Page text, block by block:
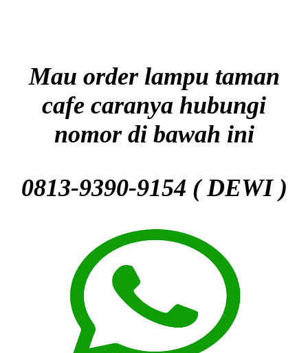
Mau order lampu taman
cafe caranya hubungi
nomor di bawah ini
0813-9390-9154 ( DEWI )